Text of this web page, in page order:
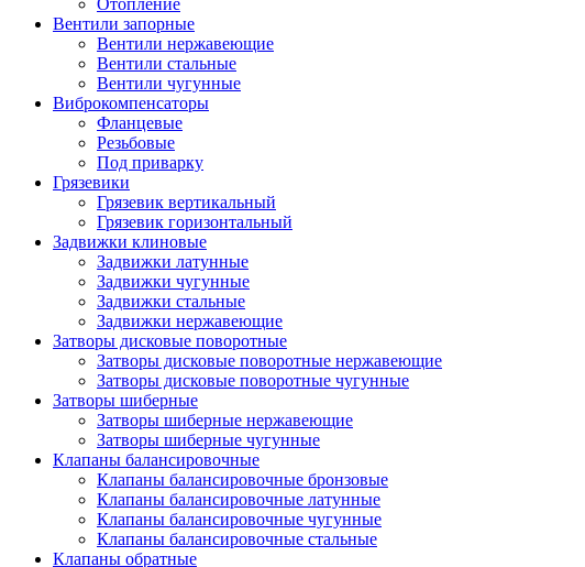
Отопление
Вентили запорные
Вентили нержавеющие
Вентили стальные
Вентили чугунные
Виброкомпенсаторы
Фланцевые
Резьбовые
Под приварку
Грязевики
Грязевик вертикальный
Грязевик горизонтальный
Задвижки клиновые
Задвижки латунные
Задвижки чугунные
Задвижки стальные
Задвижки нержавеющие
Затворы дисковые поворотные
Затворы дисковые поворотные нержавеющие
Затворы дисковые поворотные чугунные
Затворы шиберные
Затворы шиберные нержавеющие
Затворы шиберные чугунные
Клапаны балансировочные
Клапаны балансировочные бронзовые
Клапаны балансировочные латунные
Клапаны балансировочные чугунные
Клапаны балансировочные стальные
Клапаны обратные